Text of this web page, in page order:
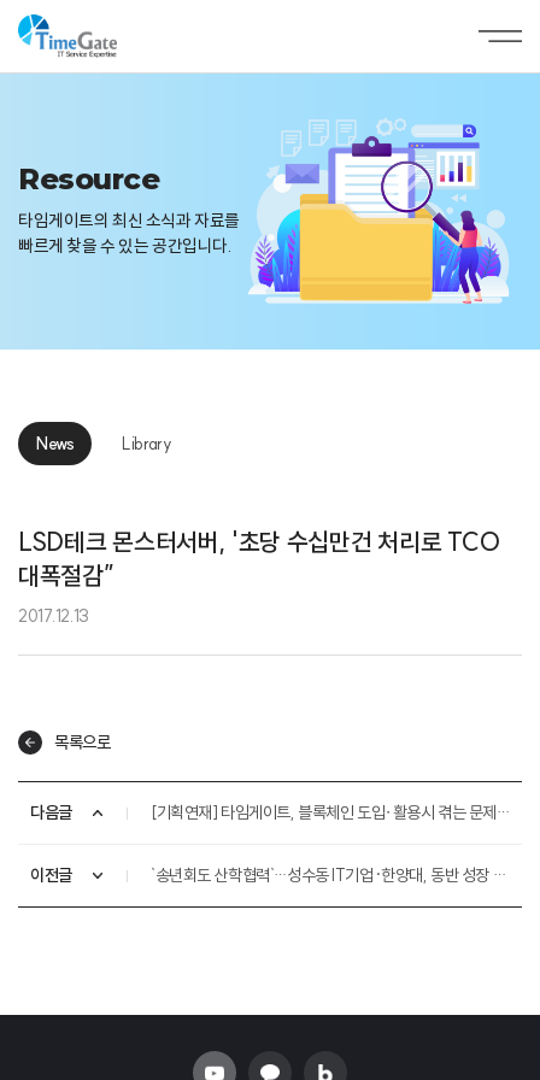
Resource
타임게이트의 최신 소식과 자료를
빠르게 찾을 수 있는 공간입니다.
News Library
LSD테크 몬스터서버, '초당 수십만건 처리로 TCO
대폭절감”
2017.12.13
목록으로
다음글 [기획연재] 타임게이트, 블록체인 도입∙활용시 겪는 문제점 해결 나선다
이전글 `송년회도 산학협력`…성수동 IT기업·한양대, 동반 성장 약속